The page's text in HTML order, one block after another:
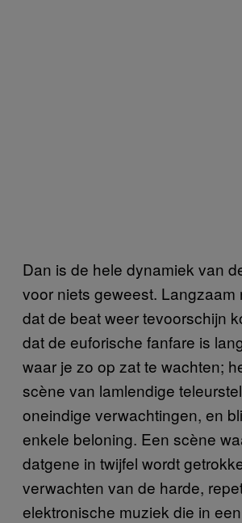
Dan is de hele dynamiek van
voor niets geweest. Langzaam
dat de beat weer tevoorschijn
dat de euforische fanfare is
waar je zo op zat te wachten;
scène van lamlendige
oneindige verwachtingen, en
enkele beloning. Een scène
datgene in twijfel wordt
verwachten van de harde,
elektronische muziek die in